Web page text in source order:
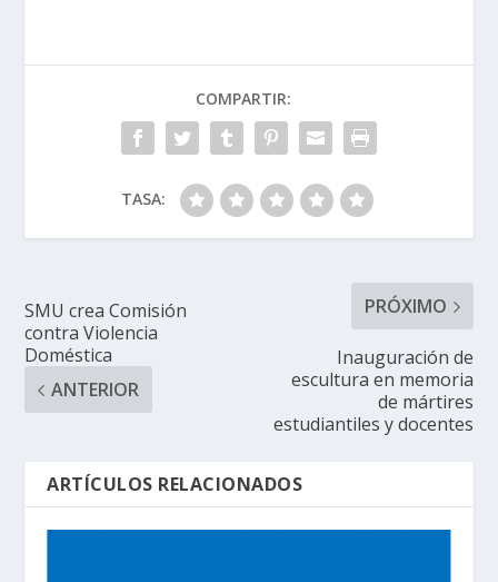
COMPARTIR:
TASA:
SMU crea Comisión
contra Violencia
Doméstica
ANTERIOR
PRÓXIMO
Inauguración de
escultura en memoria
de mártires
estudiantiles y docentes
ARTÍCULOS RELACIONADOS